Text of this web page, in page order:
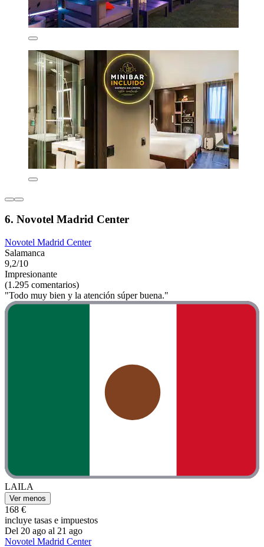
6. Novotel Madrid Center
Novotel Madrid Center
Salamanca
9,2/10
Impresionante
(1.295 comentarios)
"Todo muy bien y la atención súper buena."
LAILA
Ver menos
168 €
incluye tasas e impuestos
Del 20 ago al 21 ago
Novotel Madrid Center